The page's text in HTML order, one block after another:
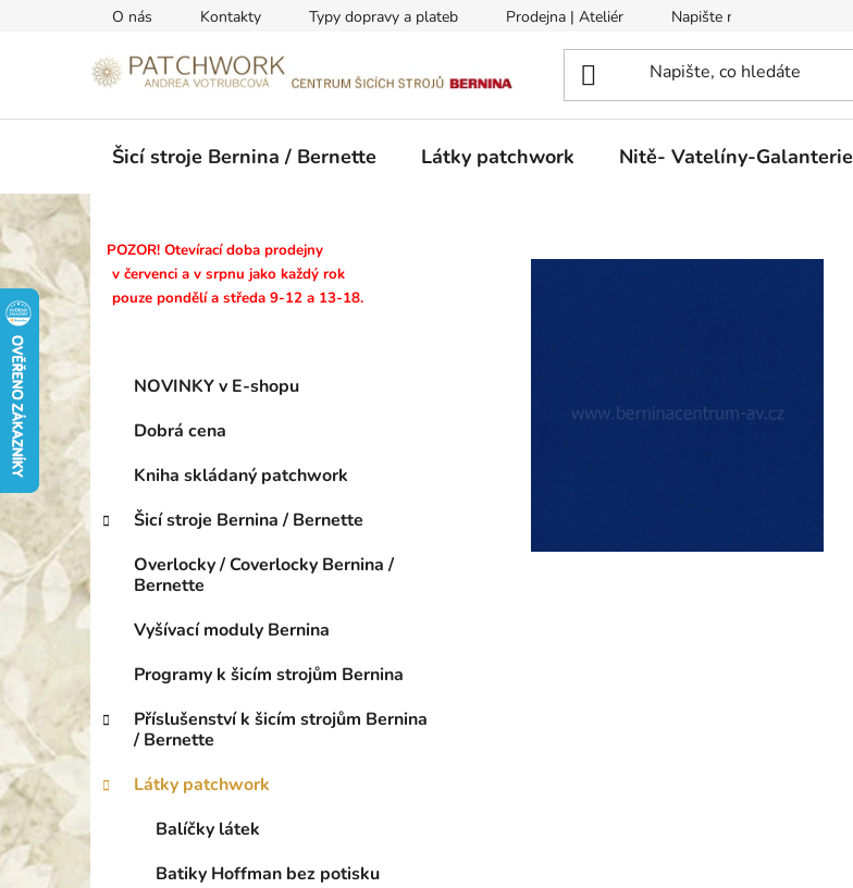
O nás Kontakty Typy dopravy a plateb Prodejna | Ateliér Napište nám
Šicí stroje Bernina / Bernette Látky patchwork Nitě- Vatelíny-Galanterie
P
o
s
r
í
a
e
POZOR! Otevírací doba prodejny
v červenci a v srpnu jako každý rok
pouze pondělí a středa 9-12 a 13-18.
Přeskočit
kategorie
K
g
o
i
NOVINKY v E-shopu
Dobrá cena
Kniha skládaný patchwork
Šicí stroje Bernina / Bernette
Overlocky / Coverlocky Bernina /
Bernette
Vyšívací moduly Bernina
Programy k šicím strojům Bernina
Příslušenství k šicím strojům Bernina
/ Bernette
Látky patchwork
Balíčky látek
Batiky Hoffman bez potisku